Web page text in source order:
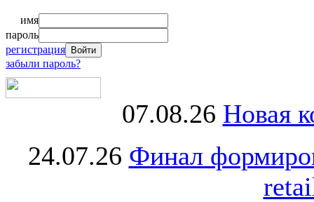
имя
пароль
регистрация
забыли пароль?
07.08.26 Новая
24.07.26 Финал